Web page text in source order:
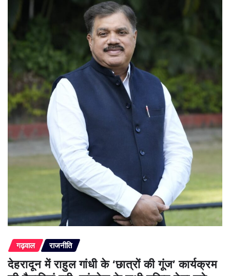
गढ़वाल राजनीति
देहरादून में राहुल गांधी के ‘छात्रों की गूंज’ कार्यक्रम